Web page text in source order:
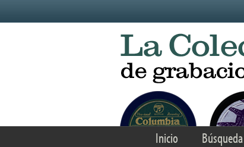
Inicio Búsqueda